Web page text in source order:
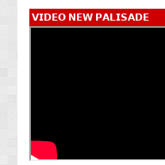
𝗩𝗜𝗗𝗘𝗢 𝗡𝗘𝗪 𝗣𝗔𝗟𝗜𝗦𝗔𝗗𝗘